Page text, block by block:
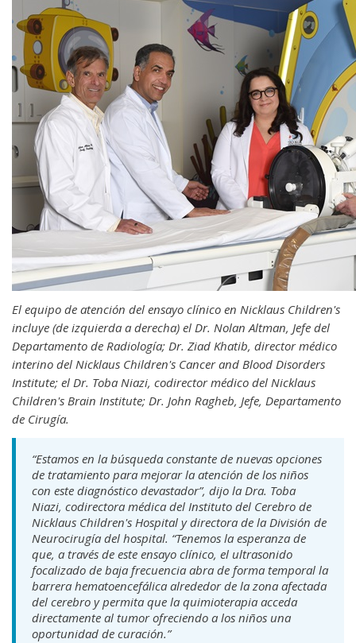
El equipo de atención del ensayo clínico en Nicklaus Children's
incluye (de izquierda a derecha) el Dr. Nolan Altman, Jefe del
Departamento de Radiología; Dr. Ziad Khatib, director médico
interino del Nicklaus Children's Cancer and Blood Disorders
Institute; el Dr. Toba Niazi, codirector médico del Nicklaus
Children's Brain Institute; Dr. John Ragheb, Jefe, Departamento
de Cirugía.
“Estamos en la búsqueda constante de nuevas opciones
de tratamiento para mejorar la atención de los niños
con este diagnóstico devastador”, dijo la Dra. Toba
Niazi, codirectora médica del Instituto del Cerebro de
Nicklaus Children's Hospital y directora de la División de
Neurocirugía del hospital. “Tenemos la esperanza de
que, a través de este ensayo clínico, el ultrasonido
focalizado de baja frecuencia abra de forma temporal la
barrera hematoencefálica alrededor de la zona afectada
del cerebro y permita que la quimioterapia acceda
directamente al tumor ofreciendo a los niños una
oportunidad de curación.”